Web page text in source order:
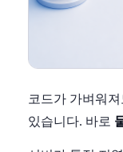
코드가 가벼워
있습니다. 바로